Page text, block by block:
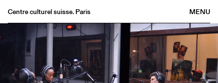
MENU
Centre culturel suisse. Paris
Bookshop
Archives